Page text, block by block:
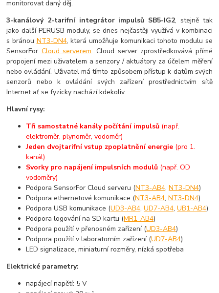
monitorovat daný děj.
3-kanálový 2-tarifní integrátor impulsů SB5-IG2, stejně tak
jako další PERUSB moduly, se dnes nejčastěji využívá v kombinaci
s bránou NT3-DN4, která umožňuje komunikaci tohoto modulu se
SensorFor Cloud serverem. Cloud server zprostředkovává přímé
propojení mezi uživatelem a senzory / aktuátory za účelem měření
nebo ovládání. Uživatel má tímto způsobem přístup k datům svých
senzorů nebo k ovládání svých zařízení prostřednictvím sítě
Internet ať se fyzicky nachází kdekoliv.
Hlavní rysy:
Tři samostatné kanály počítání impulsů (např.
elektroměr, plynoměr, vodoměr)
Jeden dvojtarifní vstup zpoplatnění energie (pro 1.
kanál)
Svorky pro napájení impulsních modulů (např. OD
vodoměry)
Podpora SensorFor Cloud serveru (NT3-AB4,NT3-DN4)
Podpora ethernetové komunikace (NT3-AB4,NT3-DN4)
Podpora USB komunikace (UD3-AB4,UD7-AB4,UB1-AB4)
Podpora logování na SD kartu (MR1-AB4)
Podpora použítí v přenosném zařízení (UD3-AB4)
Podpora použítí v laboratorním zařízení (UD7-AB4)
LED signalizace, miniaturní rozměry, nízká spotřeba
Elektrické parametry:
napájecí napětí: 5 V